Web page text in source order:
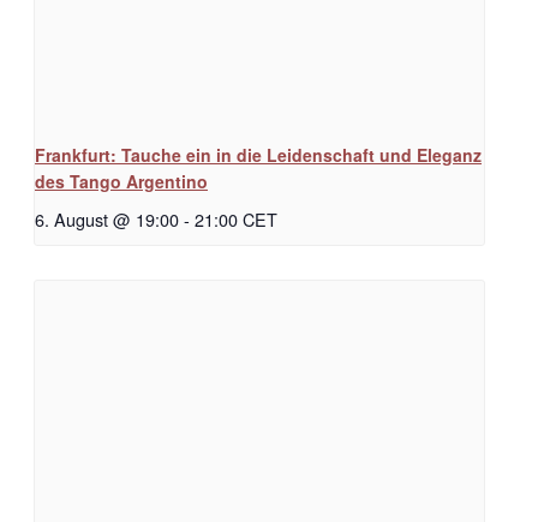
Frankfurt: Tauche ein in die Leidenschaft und Eleganz
des Tango Argentino
6. August @ 19:00- 21:00CET